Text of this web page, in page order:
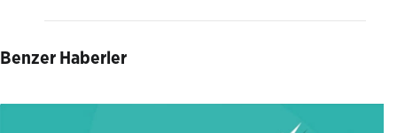
Benzer Haberler